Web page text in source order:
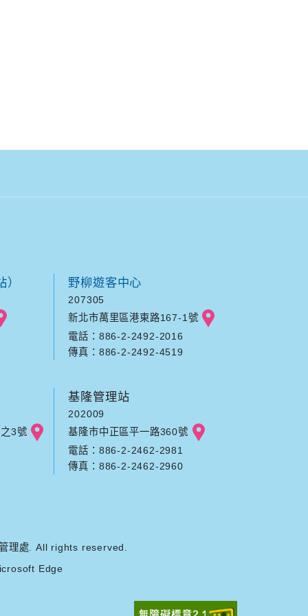
野柳遊客中心
207305
新北市萬里區港東路167-1號
電話：886-2-2492-2016
傳真：886-2-2492-4519
3號
基隆管理站
202009
基隆市中正區平一路360號
電話：886-2-2462-2981
傳真：886-2-2462-2960
理處. All rights reserved.
Edge